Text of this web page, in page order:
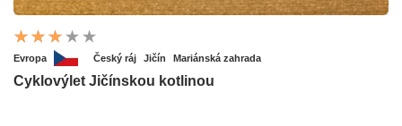
Evropa Český ráj Jičín Mariánská zahrada
Cyklovýlet Jičínskou kotlinou